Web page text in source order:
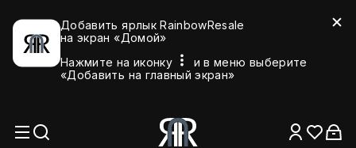
Добавить ярлык RainbowResale
на экран «Домой»
Нажмите на иконку
и в меню выберите
«Добавить на главный экран»